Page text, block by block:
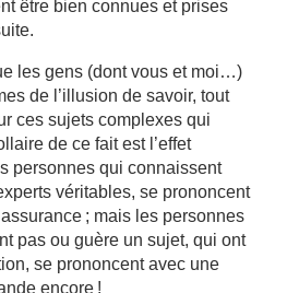
être bien connues et prises
les gens (dont vous et moi…)
de l’illusion de savoir, tout
ces sujets complexes qui
de ce fait est l’effet
personnes qui connaissent
véritables, se prononcent
; mais les personnes
pas ou guère un sujet, qui ont
se prononcent avec une
encore !